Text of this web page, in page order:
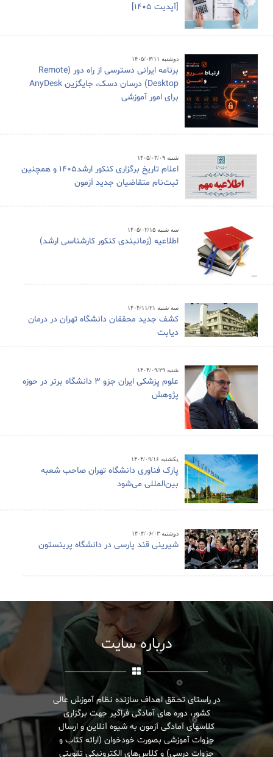
[آپدیت 1405]
دوشنبه ۱۴۰۵/۰۳/۱۱
برنامه ایرانی دسترسی از راه دور (Remote
Desktop) درسان دسک، جایگزین AnyDesk
برای امور آموزشی
شنبه ۱۴۰۵/۰۳/۰۹
اعلام تاریخ برگزاری کنکور ارشد1405 و همچنین
ثبت‌نام متقاضیان جدید آزمون
سه شنبه ۱۴۰۵/۰۲/۱۵
اطلاعیه (زمانبندی کنکور کارشناسی ارشد)
سه شنبه ۱۴۰۴/۱۱/۲۱
کشف جدید محققان دانشگاه تهران در درمان
دیابت
شنبه ۱۴۰۴/۰۹/۲۹
علوم پزشکی ایران جزو ۳ دانشگاه برتر در حوزه
پژوهش
یکشنبه ۱۴۰۴/۰۹/۱۶
پارک فناوری دانشگاه تهران صاحب شعبه
بین‌المللی می‌شود
دوشنبه ۱۴۰۴/۰۶/۰۳
شیرینی قند پارسی در دانشگاه پرینستون
درباره سایت
در راستای تحـقق اهداف سازنده نظام آموزش عالی
کشور، دوره های آمادگی فراگیر جهت برگزاری
کلاسهای آمادگی آزمون به شیوه آنلاین و ارسال
جزوات آموزشی بصورت خودخوان (ارائه کتاب و
جزوات درسی) و کلاس‌های الکترونیکی تقویتی